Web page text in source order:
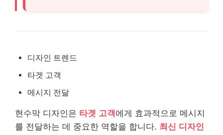
디자인 트렌드
타겟 고객
메시지 전달
현수막 디자인은 타겟 고객에게 효과적으로 메시지
를 전달하는 데 중요한 역할을 합니다. 최신 디자인